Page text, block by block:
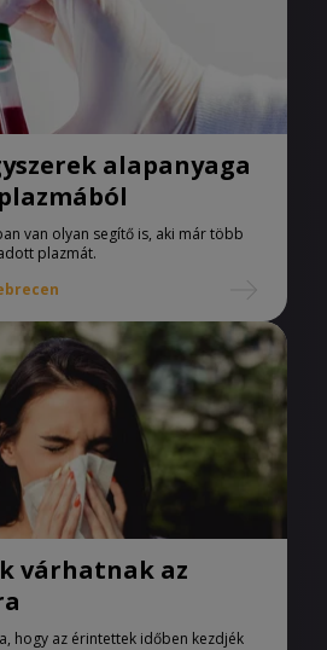
alapanyaga
van olyan segítő is, aki már több
plazmát.
várhatnak az
hogy az érintettek időben kezdjék